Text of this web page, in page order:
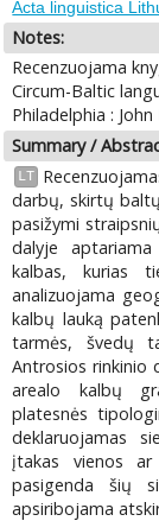
Acta linguistica
Notes:
Recenzuojama
Circum-Baltic
Philadelphia :
Summary /
LT
darbų, skirtų
pasižymi
dalyje
kalbas, kurias
analizuojama
kalbų lauką
tarmės, švedų
Antrosios rinkinio
arealo kalbų
platesnės
deklaruojamas
įtakas vienos ar
pasigenda šių
apsiribojama